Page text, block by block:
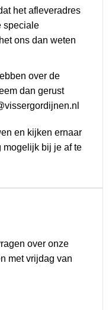
het afleveradres
speciale
ons dan weten
over de
dan gerust
en kijken ernaar
mogelijk bij je af te
over onze
met vrijdag van